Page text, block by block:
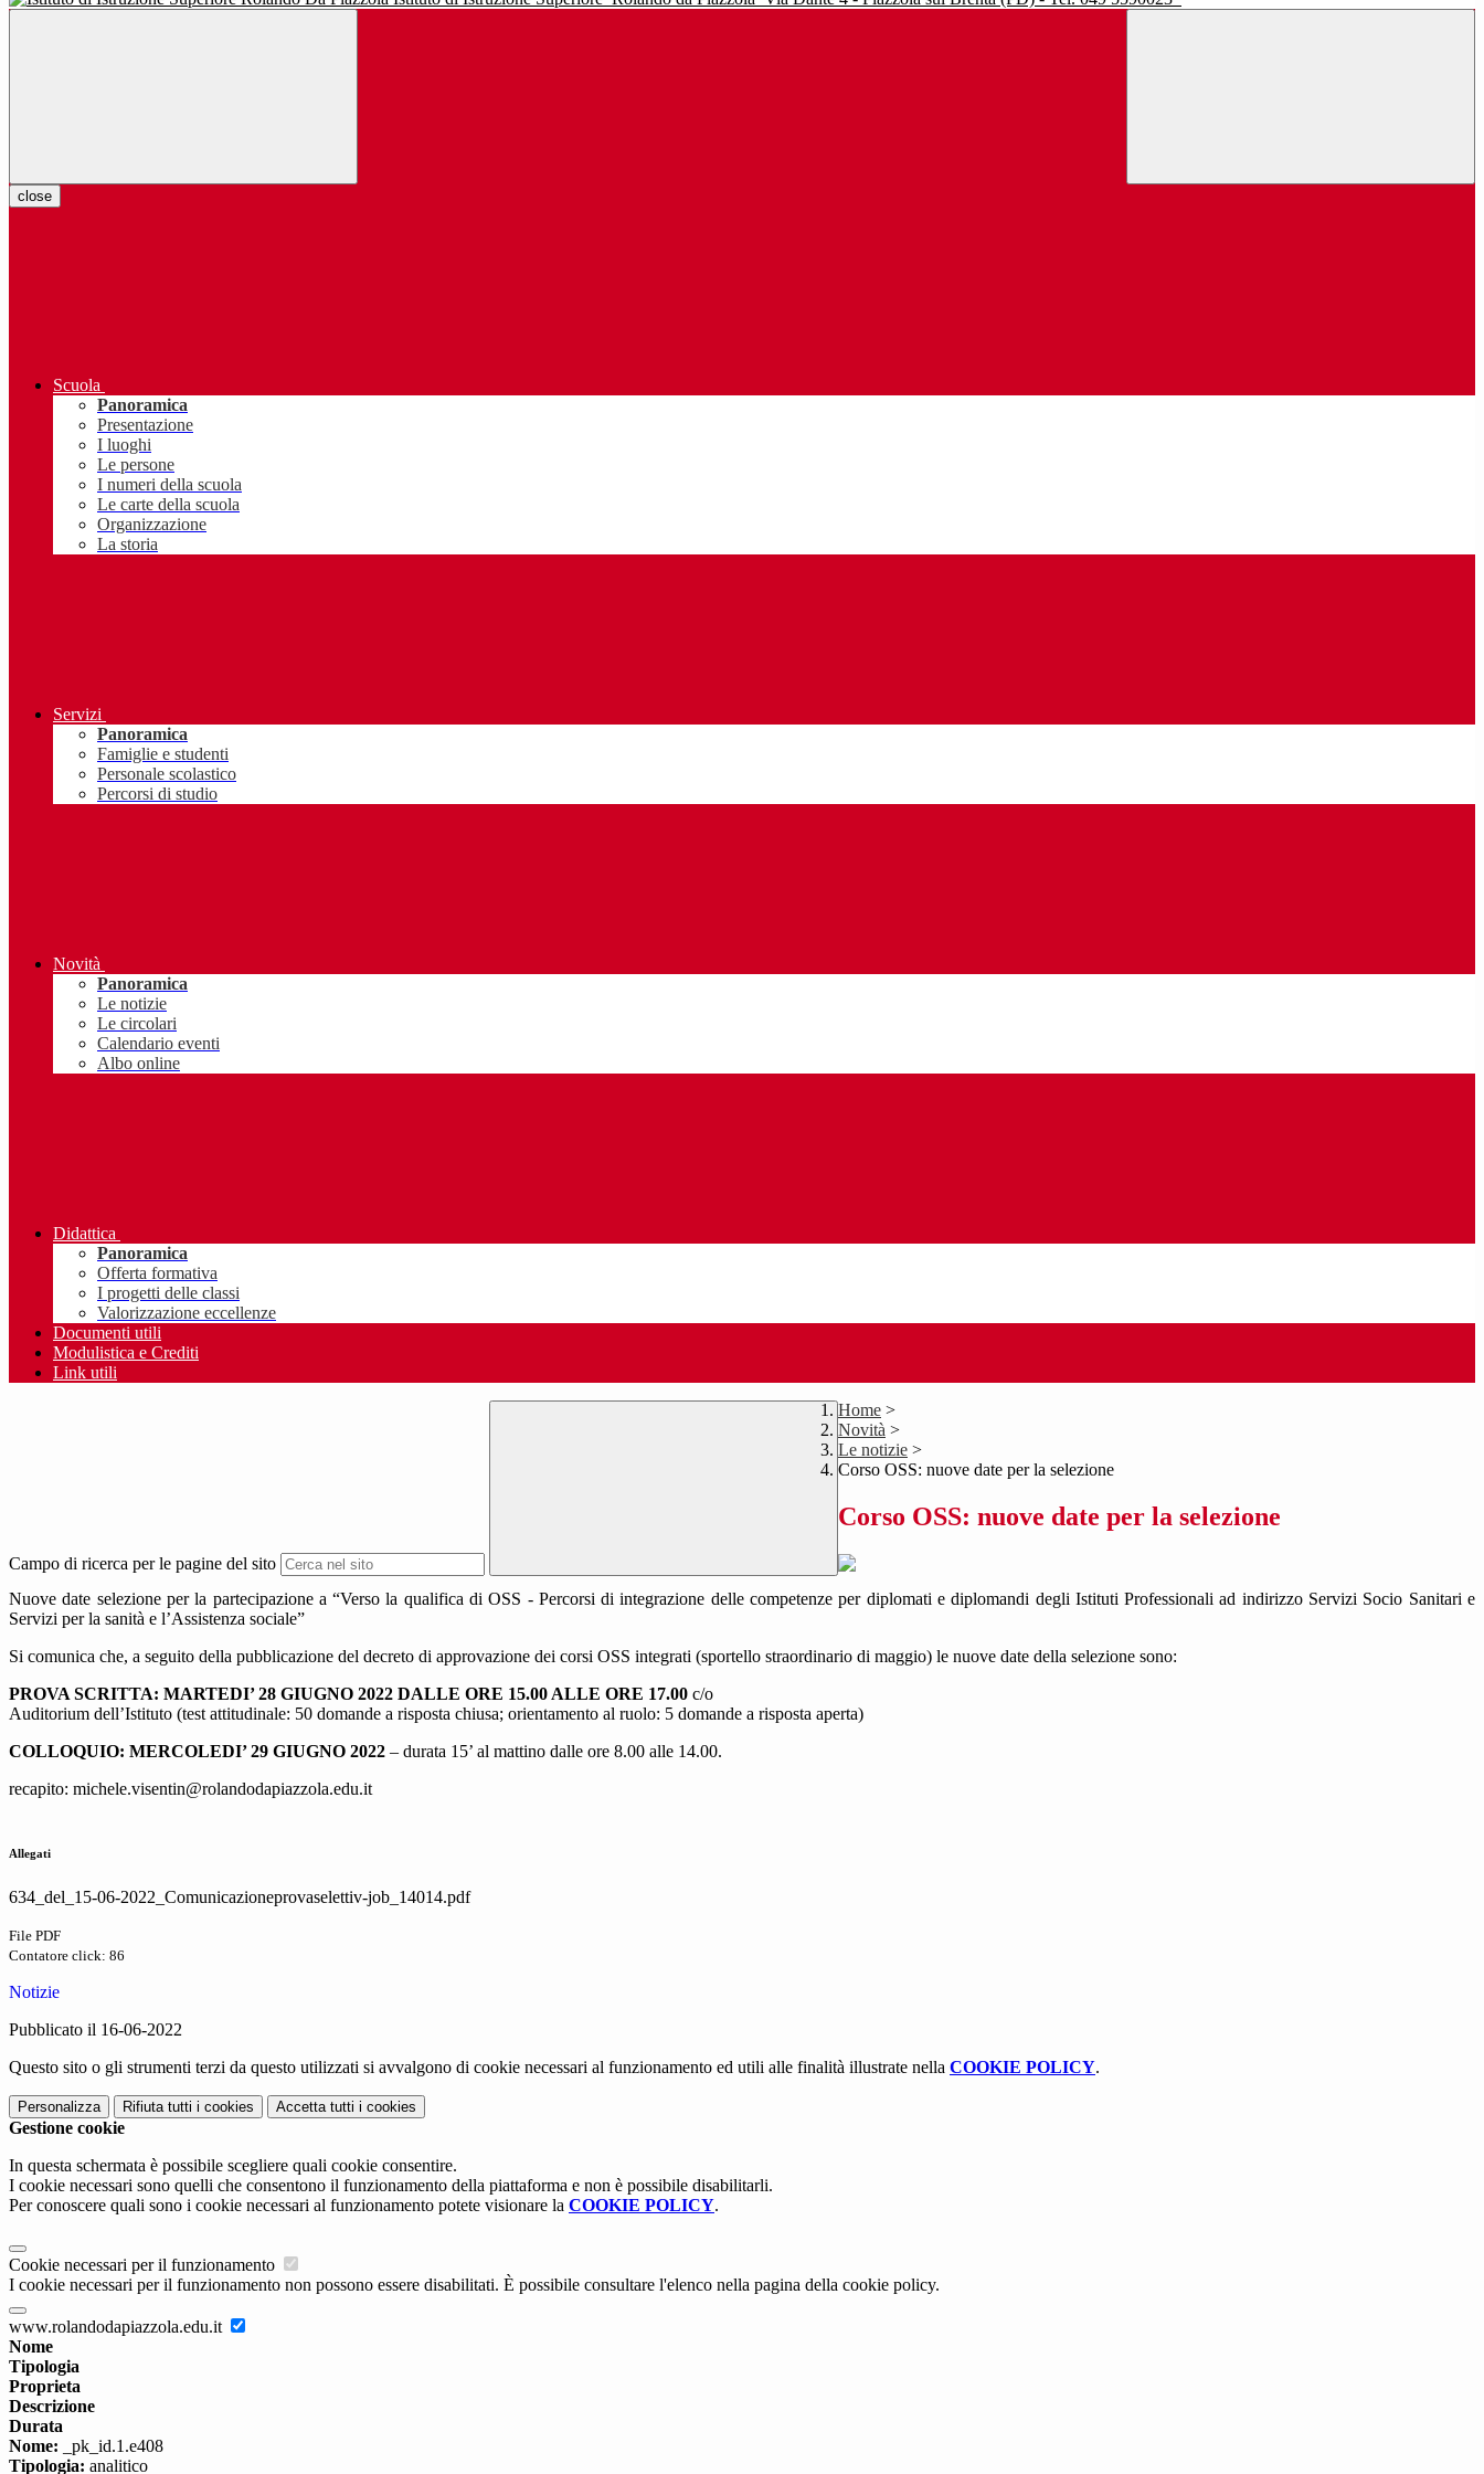
close
Scuola
Panoramica
Presentazione
I luoghi
Le persone
I numeri della scuola
Le carte della scuola
Organizzazione
La storia
Servizi
Panoramica
Famiglie e studenti
Personale scolastico
Percorsi di studio
Novità
Panoramica
Le notizie
Le circolari
Calendario eventi
Albo online
Didattica
Panoramica
Offerta formativa
I progetti delle classi
Valorizzazione eccellenze
Documenti utili
Modulistica e Crediti
Link utili
Campo di ricerca per le pagine del sito
Home >
Novità >
Le notizie >
Corso OSS: nuove date per la selezione
Corso OSS: nuove date per la selezione
Nuove date selezione per la partecipazione a “Verso la qualifica di OSS - Percorsi di integrazione delle competenze per diplomati e diplomandi degli Istituti Professionali ad indirizzo Servizi Socio Sanitari e
Servizi per la sanità e l’Assistenza sociale”
Si comunica che, a seguito della pubblicazione del decreto di approvazione dei corsi OSS integrati (sportello straordinario di maggio) le nuove date della selezione sono:
PROVA SCRITTA: MARTEDI’ 28 GIUGNO 2022 DALLE ORE 15.00 ALLE ORE 17.00 c/o
Auditorium dell’Istituto (test attitudinale: 50 domande a risposta chiusa; orientamento al ruolo: 5 domande a risposta aperta)
COLLOQUIO: MERCOLEDI’ 29 GIUGNO 2022 – durata 15’ al mattino dalle ore 8.00 alle 14.00.
recapito: michele.visentin@rolandodapiazzola.edu.it
Allegati
634_del_15-06-2022_Comunicazioneprovaselettiv-job_14014.pdf
File PDF
Contatore click: 86
Notizie
Pubblicato il 16-06-2022
Questo sito o gli strumenti terzi da questo utilizzati si avvalgono di cookie necessari al funzionamento ed utili alle finalità illustrate nella COOKIE POLICY.
Personalizza Rifiuta tutti i cookies Accetta tutti i cookies
Gestione cookie
In questa schermata è possibile scegliere quali cookie consentire.
I cookie necessari sono quelli che consentono il funzionamento della piattaforma e non è possibile disabilitarli.
Per conoscere quali sono i cookie necessari al funzionamento potete visionare la COOKIE POLICY.
Cookie necessari per il funzionamento
I cookie necessari per il funzionamento non possono essere disabilitati. È possibile consultare l'elenco nella pagina della cookie policy.
www.rolandodapiazzola.edu.it
Nome
Tipologia
Proprieta
Descrizione
Durata
Nome: _pk_id.1.e408
Tipologia: analitico